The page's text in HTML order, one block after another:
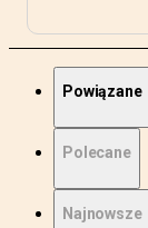
Powiązane
Polecane
Najnowsze